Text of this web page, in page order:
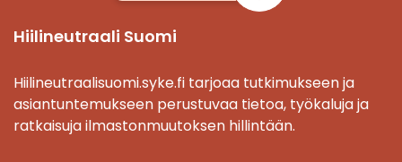
Hiilineutraali Suomi
Hiilineutraalisuomi.syke.fi tarjoaa tutkimukseen ja
asiantuntemukseen perustuvaa tietoa, työkaluja ja
ratkaisuja ilmastonmuutoksen hillintään.